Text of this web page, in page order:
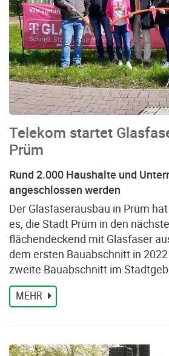
Telekom startet
Prüm
Rund 2.000 Haushalte und
angeschlossen werden
Der Glasfaserausbau in Prüm
es, die Stadt Prüm in den
flächendeckend mit Glasfaser
dem ersten Bauabschnitt in
zweite Bauabschnitt im
MEHR